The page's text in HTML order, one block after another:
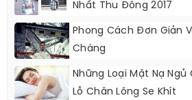
Nhất Thu Đông 2017
Phong Cách Đơn Giản
Chàng
Những Loại Mặt Nạ Ngủ
Lỗ Chân Lông Se Khít